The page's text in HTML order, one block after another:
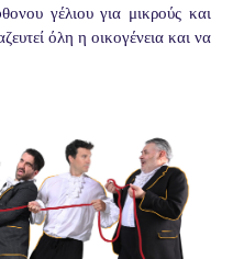
γέλιου για μικρούς και
όλη η οικογένεια και να